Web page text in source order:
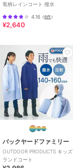
カラー
竜柄レインコート 撥水
4.16 （6件）
¥2,640
バックヤードファミリー
OUTDOOR PRODUCTS キッズ
ランドコート